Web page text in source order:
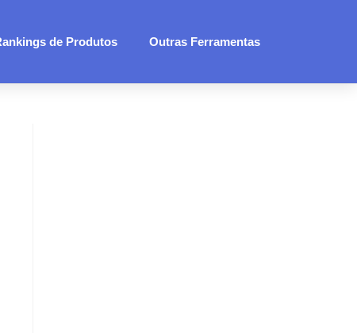
de Produtos Outras Ferramentas